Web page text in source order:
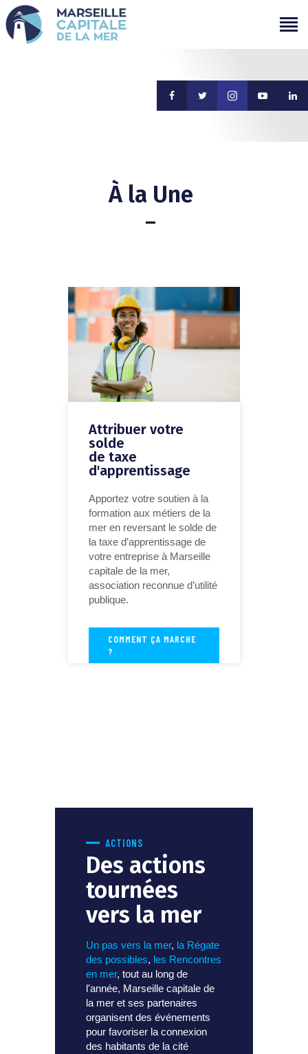
PARTENAIRES
CONTACTSÀ la Une
Attribuer votre
solde
de taxe
d'apprentissage
Apportez votre soutien à la
formation aux métiers de la
mer en reversant le solde de
la taxe d’apprentissage de
votre entreprise à Marseille
capitale de la mer,
association reconnue d’utilité
publique.
COMMENT ÇA MARCHE
?
ACTIONS
Des actions
tournées
vers la mer
Un pas vers la mer, la Régate
des possibles, les Rencontres
en mer, tout au long de
l'année, Marseille capitale de
la mer et ses partenaires
organisent des événements
pour favoriser la connexion
des habitants de la cité